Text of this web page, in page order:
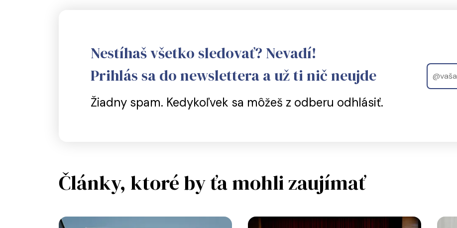
Nestíhaš všetko sledovať? Nevadí!
Prihlás sa do newslettera a už ti nič neujde
Žiadny spam. Kedykoľvek sa môžeš z odberu odhlásiť.
Email
Články, ktoré by ťa mohli zaujímať